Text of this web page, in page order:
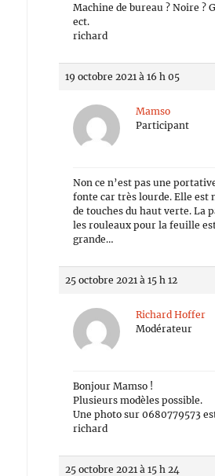
Machine de bureau ? Noire ?
ect.
richard
19 octobre 2021 à 16 h 05
Mamso
Participant
Non ce n’est pas une
fonte car très lourde. Elle est
de touches du haut verte. La
les rouleaux pour la feuille
grande…
25 octobre 2021 à 15 h 12
Richard Hoffer
Modérateur
Bonjour Mamso !
Plusieurs modèles possible.
Une photo sur 0680779573
richard
25 octobre 2021 à 15 h 24